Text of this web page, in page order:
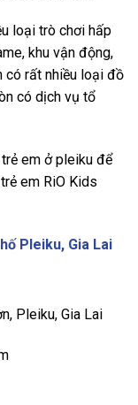
loại trò chơi hấp
khu vận động,
có rất nhiều loại đồ
có dịch vụ tổ
em ở pleiku để
em RiO Kids
Pleiku, Gia Lai
Pleiku, Gia Lai